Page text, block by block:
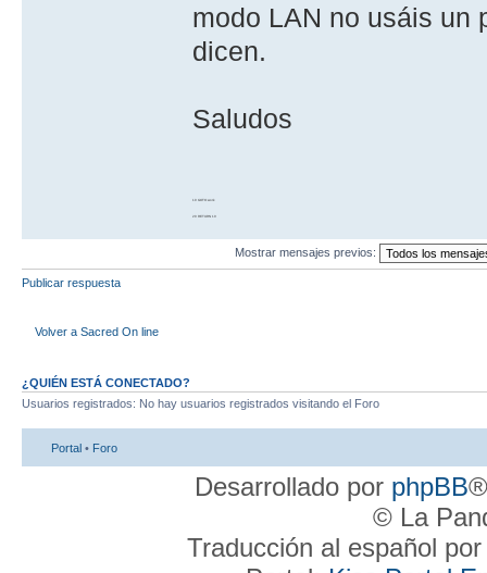
modo LAN no usáis un
dicen.
Saludos
10 GOTO work
20 RETURN 10
Mostrar mensajes previos:
Publicar respuesta
Volver a Sacred On line
¿QUIÉN ESTÁ CONECTADO?
Usuarios registrados: No hay usuarios registrados visitando el Foro
Portal • Foro
Desarrollado por phpBB
© La
Traducción al español